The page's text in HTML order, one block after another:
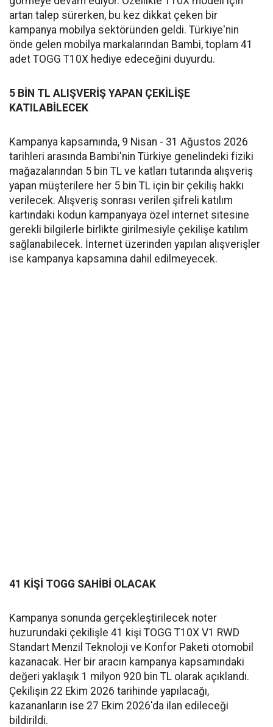
artan talep sürerken, bu kez dikkat çeken bir
kampanya mobilya sektöründen geldi. Türkiye'nin
önde gelen mobilya markalarından Bambi, toplam 41
adet TOGG T10X hediye edeceğini duyurdu.
5 BİN TL ALIŞVERİŞ YAPAN ÇEKİLİŞE
KATILABİLECEK
Kampanya kapsamında, 9 Nisan - 31 Ağustos 2026
tarihleri arasında Bambi'nin Türkiye genelindeki fiziki
mağazalarından 5 bin TL ve katları tutarında alışveriş
yapan müşterilere her 5 bin TL için bir çekiliş hakkı
verilecek. Alışveriş sonrası verilen şifreli katılım
kartındaki kodun kampanyaya özel internet sitesine
gerekli bilgilerle birlikte girilmesiyle çekilişe katılım
sağlanabilecek. İnternet üzerinden yapılan alışverişler
ise kampanya kapsamına dahil edilmeyecek.
41 KİŞİ TOGG SAHİBİ OLACAK
Kampanya sonunda gerçekleştirilecek noter
huzurundaki çekilişle 41 kişi TOGG T10X V1 RWD
Standart Menzil Teknoloji ve Konfor Paketi otomobil
kazanacak. Her bir aracın kampanya kapsamındaki
değeri yaklaşık 1 milyon 920 bin TL olarak açıklandı.
Çekilişin 22 Ekim 2026 tarihinde yapılacağı,
kazananların ise 27 Ekim 2026'da ilan edileceği
bildirildi.